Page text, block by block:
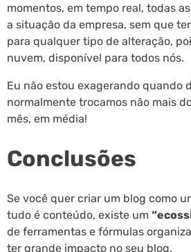
momentos, em tempo real, todas
a situação da empresa, sem que
para qualquer tipo de alteração,
nuvem, disponível para todos nós.
Eu não estou exagerando quando
normalmente trocamos não mais
mês, em média!
Conclusões
Se você quer criar um blog como
tudo é conteúdo, existe um
de ferramentas e fórmulas
ter grande impacto no seu blog.